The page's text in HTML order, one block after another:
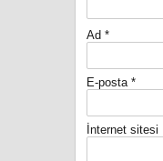
Ad *
E-posta *
İnternet sitesi